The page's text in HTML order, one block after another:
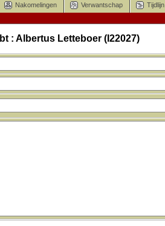
Nakomelingen Verwantschap Tijdlijn
: Albertus Letteboer (I22027)